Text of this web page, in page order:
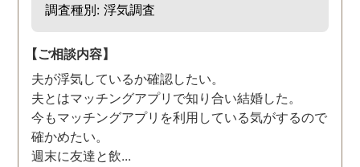
調査種別: 浮気調査
【ご相談内容】
夫が浮気しているか確認したい。
夫とはマッチングアプリで知り合い結婚した。
今もマッチングアプリを利用している気がするので
確かめたい。
週末に友達と飲...